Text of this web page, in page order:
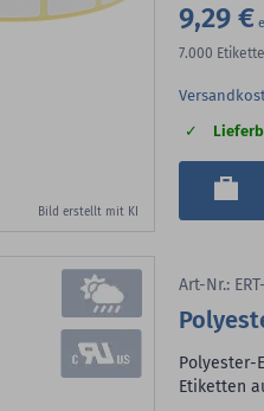
Bild erstellt mit KI
9,29 €
7.000
Art-Nr.:
Polyester-
Etiketten